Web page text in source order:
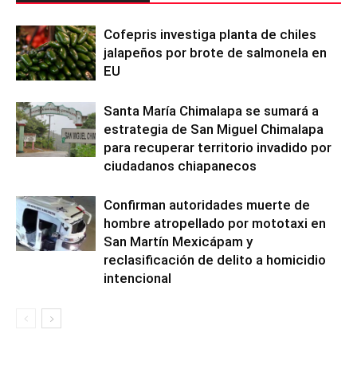
Cofepris investiga planta de chiles
jalapeños por brote de salmonela en
EU
Santa María Chimalapa se sumará a
estrategia de San Miguel Chimalapa
para recuperar territorio invadido por
ciudadanos chiapanecos
Confirman autoridades muerte de
hombre atropellado por mototaxi en
San Martín Mexicápam y
reclasificación de delito a homicidio
intencional